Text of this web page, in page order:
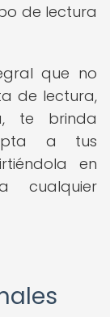
de lectura
que no
de lectura,
te brinda
a tus
en
cualquier